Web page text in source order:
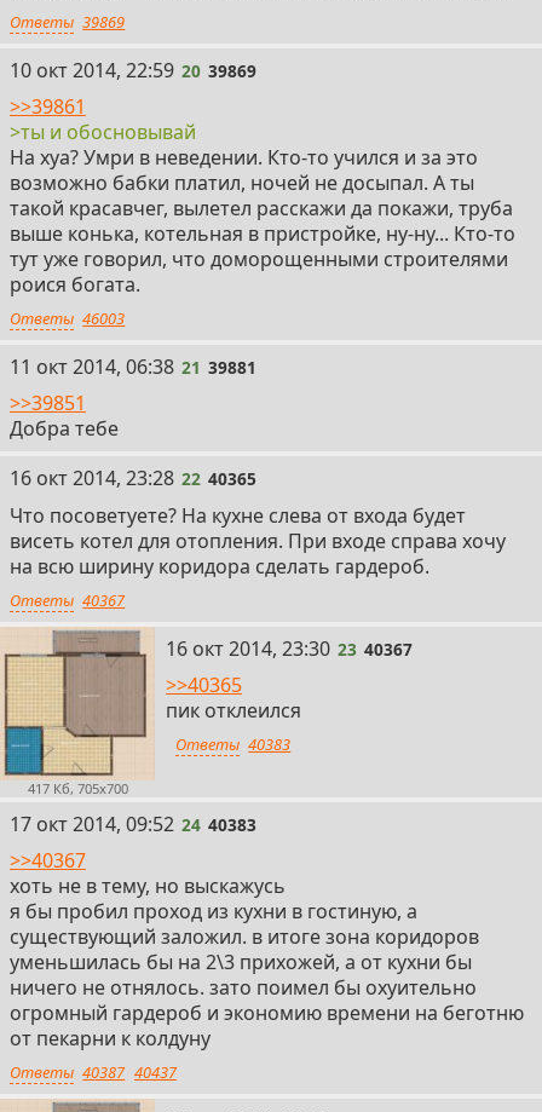
Ответы 39869
20
10 окт 2014, 22:59 20 39869
>>39861
>ты и обосновывай
На хуа? Умри в неведении. Кто-то учился и за это
возможно бабки платил, ночей не досыпал. А ты
такой красавчег, вылетел расскажи да покажи, труба
выше конька, котельная в пристройке, ну-ну... Кто-то
тут уже говорил, что доморощенными строителями
роися богата.
Ответы 46003
21
11 окт 2014, 06:38 21 39881
>>39851
Добра тебе
22
16 окт 2014, 23:28 22 40365
Что посоветуете? На кухне слева от входа будет
висеть котел для отопления. При входе справа хочу
на всю ширину коридора сделать гардероб.
Ответы 40367
417 Кб, 705x700
23
16 окт 2014, 23:30 23 40367
>>40365
пик отклеился
Ответы 40383
24
17 окт 2014, 09:52 24 40383
>>40367
хоть не в тему, но выскажусь
я бы пробил проход из кухни в гостиную, а
существующий заложил. в итоге зона коридоров
уменьшилась бы на 2\3 прихожей, а от кухни бы
ничего не отнялось. зато поимел бы охуительно
огромный гардероб и экономию времени на беготню
от пекарни к колдуну
Ответы 40387 40437